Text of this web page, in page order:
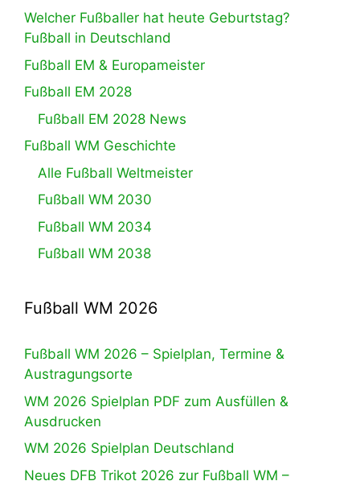
Welcher Fußballer hat heute Geburtstag?
Fußball in Deutschland
Fußball EM & Europameister
Fußball EM 2028
Fußball EM 2028 News
Fußball WM Geschichte
Alle Fußball Weltmeister
Fußball WM 2030
Fußball WM 2034
Fußball WM 2038
Fußball WM 2026
Fußball WM 2026 – Spielplan, Termine &
Austragungsorte
WM 2026 Spielplan PDF zum Ausfüllen &
Ausdrucken
WM 2026 Spielplan Deutschland
Neues DFB Trikot 2026 zur Fußball WM –